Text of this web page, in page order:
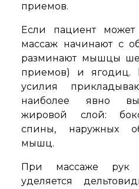
приемов.
Если пациент
массаж начинают с
разминают мышцы
приемов) и ягодиц.
усилия
наиболее явно
жировой слой:
спины, наружных
мышц.
При массаже рук
уделяется